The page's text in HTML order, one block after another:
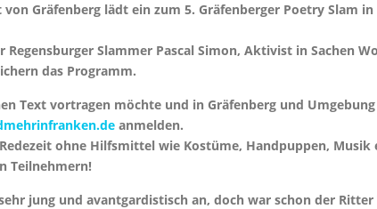
Gräfenberg lädt ein zum 5. Gräfenberger Poetry Slam in
Slammer Pascal Simon, Aktivist in Sachen
das Programm.
Text vortragen möchte und in Gräfenberg und
anmelden.
ohne Hilfsmittel wie Kostüme, Handpuppen, Musik
Teilnehmern!
jung und avantgardistisch an, doch war schon der